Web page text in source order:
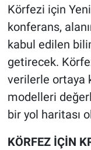
Körfezi için
konferans,
kabul edilen
getirecek.
verilerle ortaya
modelleri
bir yol haritası
KÖRFEZ İÇİN